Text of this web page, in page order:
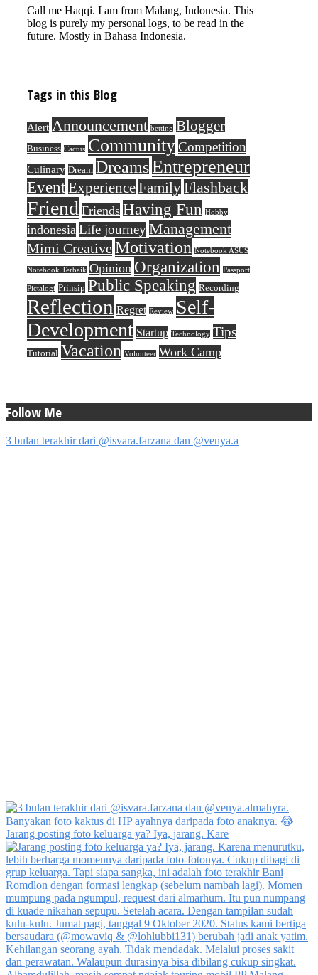
Call me Haqqi. I am from Malang, Indonesia. This
blog is purely my personal logs, to be read in the
future. Mostly in Bahasa Indonesia.
Tags in this Blog
Alert Announcement betting Blogger
Business Cactus CommunityCompetition
Culinary Dream DreamsEntrepreneur
EventExperienceFamilyFlashback
Friend Friends Having Fun Hobby
indonesia Life journeyManagement
Mimi CreativeMotivation Notebook ASUS
Notebook Terbaik Opinion Organization Passport
Pictalogi Prinsip Public Speaking Recording
Reflection Regret Review Self-
Development Startup Technology Tips
Tutorial Vacation Volunteer Work Camp
Follow Me
3 bulan terakhir dari @isvara.farzana dan @venya.a
Jarang posting foto keluarga ya? Iya, jarang. Kare